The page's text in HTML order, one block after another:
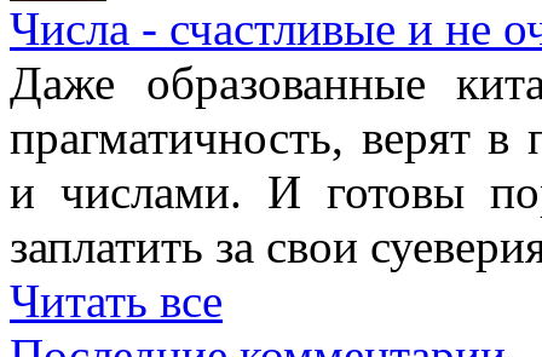
Числа - счастливые и не
Даже образованные
прагматичность, верят
и числами. И готовы
заплатить за свои
Читать все